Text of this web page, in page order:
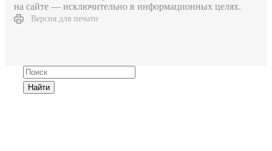
на сайте — исключительно в информационных целях.
Версия для печати
Найти